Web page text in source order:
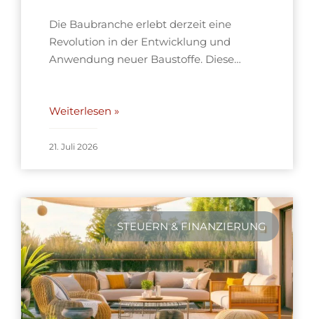
Die Baubranche erlebt derzeit eine
Revolution in der Entwicklung und
Anwendung neuer Baustoffe. Diese…
Weiterlesen »
21. Juli 2026
STEUERN & FINANZIERUNG